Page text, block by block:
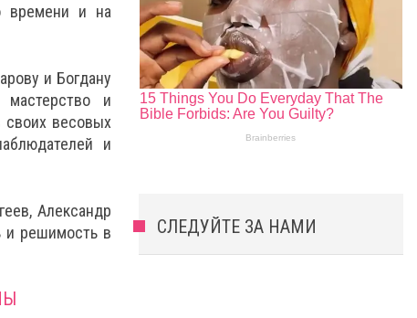
времени и на
и Богдану
мастерство и
весовых
и
Александр
и решимость в
СЛЕДУЙТЕ ЗА НАМИ